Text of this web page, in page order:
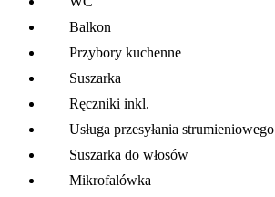
Balkon
Przybory kuchenne
Suszarka
Ręczniki inkl.
Usługa przesyłania strumieniowego
Suszarka do włosów
Mikrofalówka